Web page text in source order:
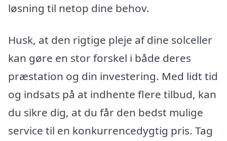
løsning til netop dine behov.
Husk, at den rigtige pleje af dine solceller
kan gøre en stor forskel i både deres
præstation og din investering. Med lidt tid
og indsats på at indhente flere tilbud, kan
du sikre dig, at du får den bedst mulige
service til en konkurrencedygtig pris. Tag